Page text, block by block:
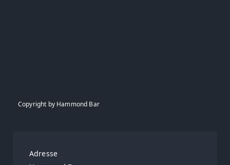
Copyright by Hammond Bar
Adresse